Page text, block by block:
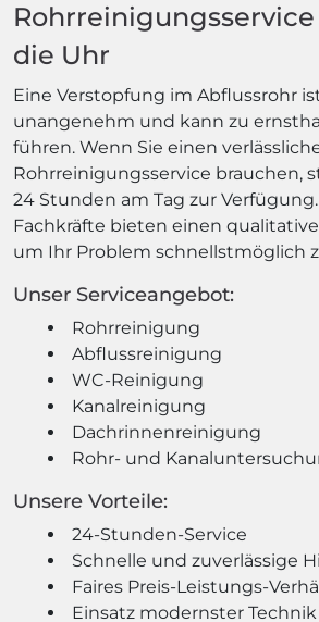
die Uhr
Eine Verstopfung im Abflussrohr
unangenehm und kann zu
führen. Wenn Sie einen
Rohrreinigungsservice brauchen,
24 Stunden am Tag zur
Fachkräfte bieten einen
um Ihr Problem schnellstmöglich
Unser Serviceangebot:
Rohrreinigung
Abflussreinigung
WC-Reinigung
Kanalreinigung
Dachrinnenreinigung
Rohr- und
Unsere Vorteile:
24-Stunden-Service
Schnelle und zuverlässige
Faires Preis-Leistungs-
Einsatz modernster Technik